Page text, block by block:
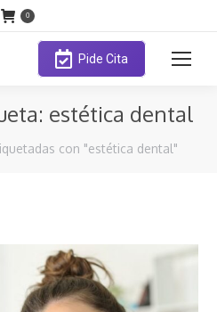
0
Pide Cita
estética dental
con "estética dental"